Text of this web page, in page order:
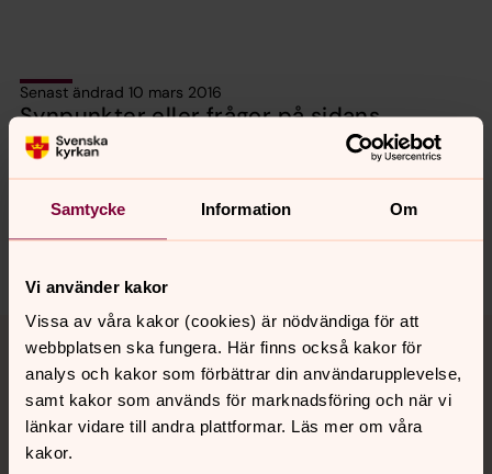
Samtycke Information Om
Vi använder kakor
Vissa av våra kakor (cookies) är nödvändiga för att
webbplatsen ska fungera. Här finns också kakor för
analys och kakor som förbättrar din användarupplevelse,
samt kakor som används för marknadsföring och när vi
länkar vidare till andra plattformar. Läs mer om våra
kakor.
Senast ändrad 10 mars 2016
Synpunkter eller frågor på sidans
innehåll?
karlstads.pastorat@svenskakyrkan.se
Dela
Tillbaka till toppen
Tillbaka till innehållet
Kontakt